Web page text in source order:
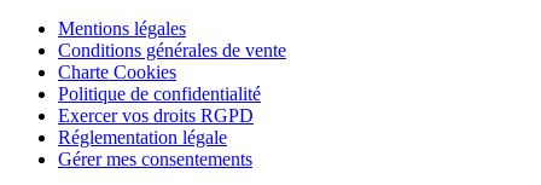
Mentions légales
Conditions générales de vente
Charte Cookies
Politique de confidentialité
Exercer vos droits RGPD
Réglementation légale
Gérer mes consentements